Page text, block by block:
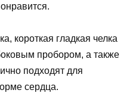
короткая гладкая челка
пробором, а также
подходят для
сердца.